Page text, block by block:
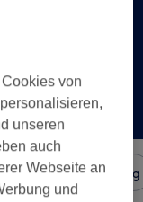
Bewertung
von
unseren
auch
Webseite an
und